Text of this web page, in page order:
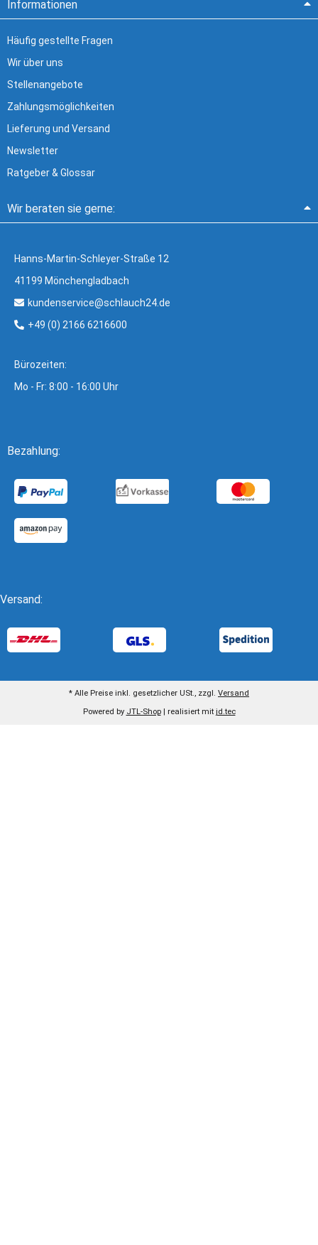
Informationen
Häufig gestellte Fragen
Wir über uns
Stellenangebote
Zahlungsmöglichkeiten
Lieferung und Versand
Newsletter
Ratgeber & Glossar
Wir beraten sie gerne:
Hanns-Martin-Schleyer-Straße 12
41199 Mönchengladbach
kundenservice@schlauch24.de
+49 (0) 2166 6216600
Bürozeiten:
Mo - Fr: 8:00 - 16:00 Uhr
Bezahlung:
Versand:
* Alle Preise inkl. gesetzlicher USt., zzgl. Versand
Powered by JTL-Shop | realisiert mit jd.tec